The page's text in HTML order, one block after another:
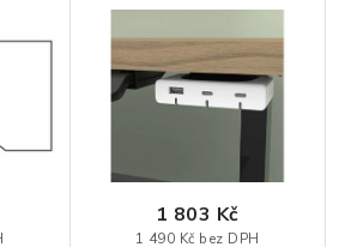
1 490 Kč bez DPH
1 803 Kč